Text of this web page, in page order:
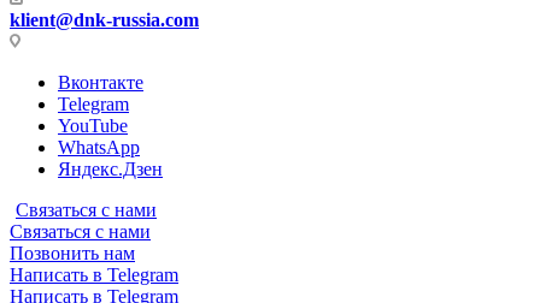
klient@dnk-russia.com
Вконтакте
Telegram
YouTube
WhatsApp
Яндекс.Дзен
Связаться с нами
Связаться с нами
Позвонить нам
Написать в Telegram
Написать в Telegram